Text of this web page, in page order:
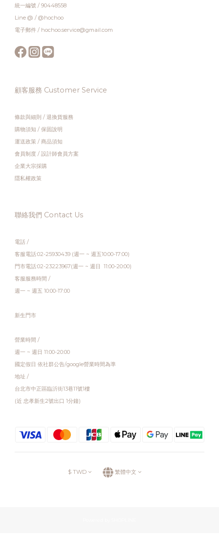
統一編號 / 90448558
Line @ / @hochoo
電子郵件 / hochoo.service@gmail.com
顧客服務 Customer Service
條款與細則 / 退換貨服務
購物須知 / 保固說明
運送政策 / 商品須知
會員制度 / 設計師會員方案
企業大宗採購
隱私權政策
聯絡我們 Contact Us
電話 /
客服電話:02-25930439 (週一 ~ 週五10:00-17:00)
門市電話:02-23223967(週一 ~ 週日 11:00-20:00)
客服服務時間 /
週一 ~ 週五 10:00-17:00
新生門市
營業時間 /
週一 ~ 週日 11:00-20:00
國定假日 依社群公告/google營業時間為準
地址 /
台北市中正區臨沂街13巷11號1樓
(近 忠孝新生2號出口 1分鐘)
$ TWD 繁體中文